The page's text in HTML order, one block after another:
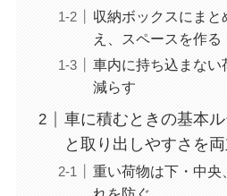
収納ボックスにまと
え、スペースを作る
車内に持ち込まない
減らす
車に積むときの基本
と取り出しやすさを
重い荷物は下・中央